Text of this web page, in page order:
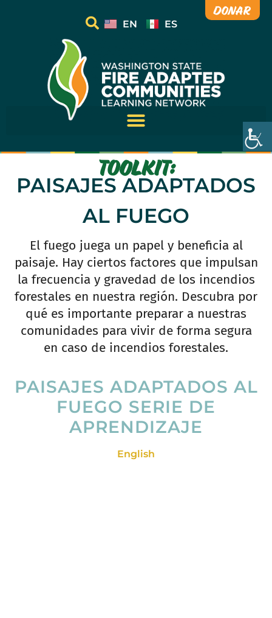
Donar
EN ES
TOOLKIT:
PAISAJES ADAPTADOS
AL FUEGO
El fuego juega un papel y beneficia al
paisaje. Hay ciertos factores que impulsan
la frecuencia y gravedad de los incendios
forestales en nuestra región. Descubra por
qué es importante preparar a nuestras
comunidades para vivir de forma segura
en caso de incendios forestales.
PAISAJES ADAPTADOS AL
FUEGO SERIE DE
APRENDIZAJE
English